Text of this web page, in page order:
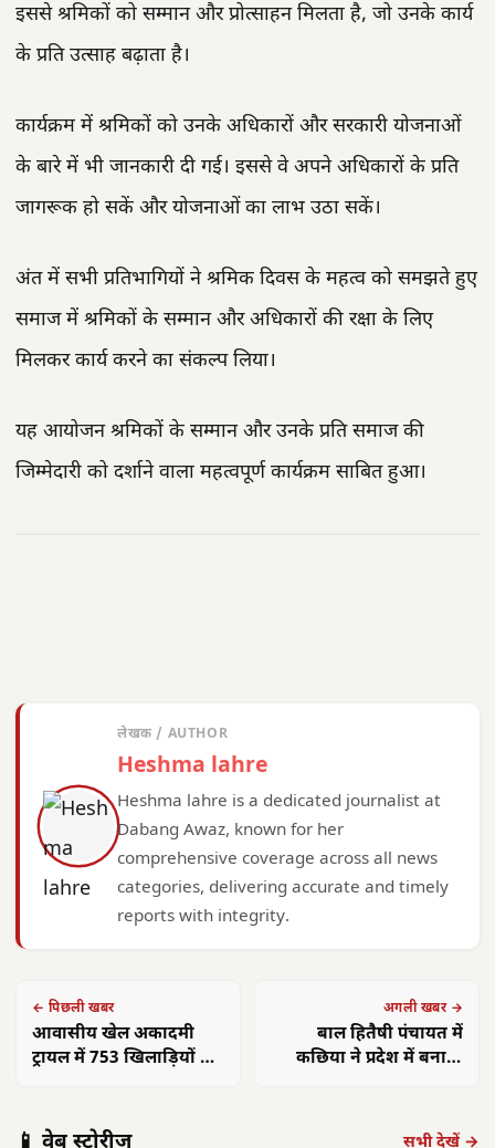
इससे श्रमिकों को सम्मान और प्रोत्साहन मिलता है, जो उनके कार्य
के प्रति उत्साह बढ़ाता है।
कार्यक्रम में श्रमिकों को उनके अधिकारों और सरकारी योजनाओं
के बारे में भी जानकारी दी गई। इससे वे अपने अधिकारों के प्रति
जागरूक हो सकें और योजनाओं का लाभ उठा सकें।
अंत में सभी प्रतिभागियों ने श्रमिक दिवस के महत्व को समझते हुए
समाज में श्रमिकों के सम्मान और अधिकारों की रक्षा के लिए
मिलकर कार्य करने का संकल्प लिया।
यह आयोजन श्रमिकों के सम्मान और उनके प्रति समाज की
जिम्मेदारी को दर्शाने वाला महत्वपूर्ण कार्यक्रम साबित हुआ।
लेखक / AUTHOR
Heshma lahre
Heshma lahre is a dedicated journalist at
Dabang Awaz, known for her
comprehensive coverage across all news
categories, delivering accurate and timely
reports with integrity.
← पिछली खबर
आवासीय खेल अकादमी
ट्रायल में 753 खिलाड़ियों की
अगली खबर →
बाल हितैषी पंचायत में
कछिया ने प्रदेश में बनाया
सभी देखें →